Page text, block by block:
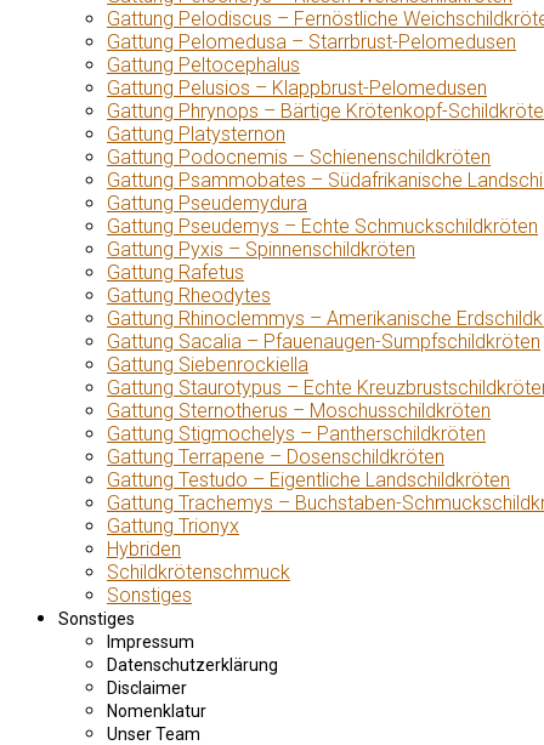
Gattung Pelodiscus – Fernöstliche
Gattung Pelomedusa – Starrbrust-Pelomedusen
Gattung Peltocephalus
Gattung Pelusios – Klappbrust-Pelomedusen
Gattung Phrynops – Bärtige Krötenkopf-
Gattung Platysternon
Gattung Podocnemis – Schienenschildkröten
Gattung Psammobates – Südafrikanische
Gattung Pseudemydura
Gattung Pseudemys – Echte Schmuckschildkröten
Gattung Pyxis – Spinnenschildkröten
Gattung Rafetus
Gattung Rheodytes
Gattung Rhinoclemmys – Amerikanische
Gattung Sacalia – Pfauenaugen-Sumpfschildkröten
Gattung Siebenrockiella
Gattung Staurotypus – Echte
Gattung Sternotherus – Moschusschildkröten
Gattung Stigmochelys – Pantherschildkröten
Gattung Terrapene – Dosenschildkröten
Gattung Testudo – Eigentliche Landschildkröten
Gattung Trachemys – Buchstaben-
Gattung Trionyx
Hybriden
Schildkrötenschmuck
Sonstiges
Sonstiges
Impressum
Datenschutzerklärung
Disclaimer
Nomenklatur
Unser Team